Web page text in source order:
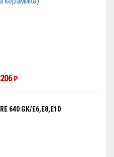
₽
640 GK/E6,E8,E10